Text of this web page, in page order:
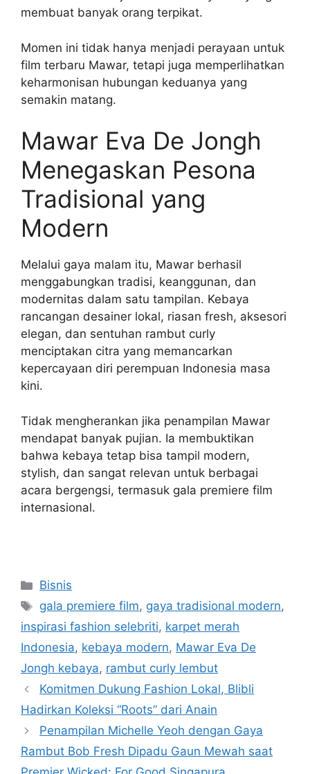
membuat banyak orang terpikat.
Momen ini tidak hanya menjadi perayaan untuk
film terbaru Mawar, tetapi juga memperlihatkan
keharmonisan hubungan keduanya yang
semakin matang.
Mawar Eva De Jongh
Menegaskan Pesona
Tradisional yang
Modern
Melalui gaya malam itu, Mawar berhasil
menggabungkan tradisi, keanggunan, dan
modernitas dalam satu tampilan. Kebaya
rancangan desainer lokal, riasan fresh, aksesori
elegan, dan sentuhan rambut curly
menciptakan citra yang memancarkan
kepercayaan diri perempuan Indonesia masa
kini.
Tidak mengherankan jika penampilan Mawar
mendapat banyak pujian. Ia membuktikan
bahwa kebaya tetap bisa tampil modern,
stylish, dan sangat relevan untuk berbagai
acara bergengsi, termasuk gala premiere film
internasional.
Categories
Bisnis
Tags
gala premiere film, gaya tradisional modern,
inspirasi fashion selebriti, karpet merah
Indonesia, kebaya modern, Mawar Eva De
Jongh kebaya, rambut curly lembut
Komitmen Dukung Fashion Lokal, Blibli
Hadirkan Koleksi “Roots” dari Anain
Penampilan Michelle Yeoh dengan Gaya
Rambut Bob Fresh Dipadu Gaun Mewah saat